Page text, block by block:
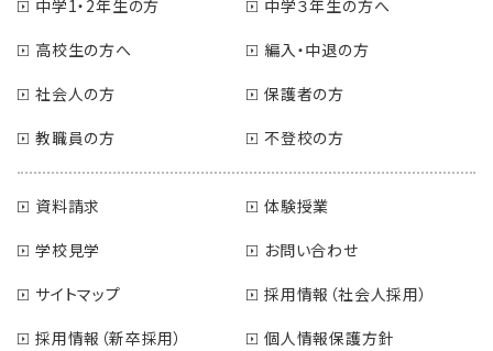
中学1・2年生の方
中学３年生の方へ
高校生の方へ
編入・中退の方
社会人の方
保護者の方
教職員の方
不登校の方
資料請求
体験授業
学校見学
お問い合わせ
サイトマップ
採用情報（社会人採用）
採用情報（新卒採用）
個人情報保護方針